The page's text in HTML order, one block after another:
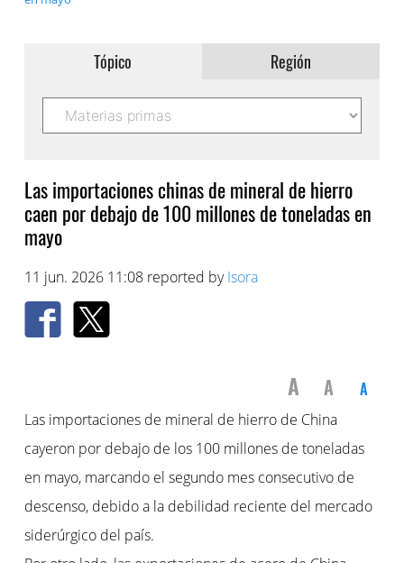
Tópico Región
Las importaciones chinas de mineral de hierro
caen por debajo de 100 millones de toneladas en
mayo
11 jun. 2026 11:08 reported byIsora
A A A
Las importaciones de mineral de hierro de China
cayeron por debajo de los 100 millones de toneladas
en mayo, marcando el segundo mes consecutivo de
descenso, debido a la debilidad reciente del mercado
siderúrgico del país.